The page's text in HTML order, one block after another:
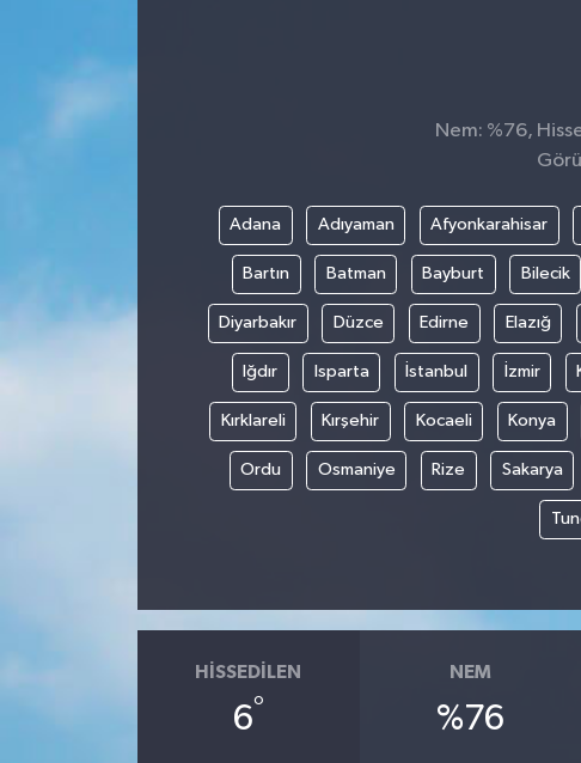
Nem: %76,
Adana Adıyaman Afyonkarahisar
Bartın Batman Bayburt Bilecik
Diyarbakır Düzce Edirne Elazığ
Iğdır Isparta İstanbul İzmir
Kırklareli Kırşehir Kocaeli Konya
Ordu Osmaniye Rize Sakarya
HISSEDILEN
6°
NEM
%76